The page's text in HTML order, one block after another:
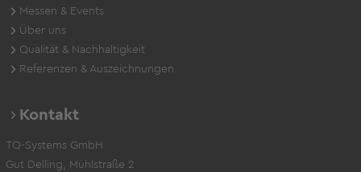
Messen & Events
Über uns
Qualität & Nachhaltigkeit
Referenzen & Auszeichnungen
Kontakt
TQ-Systems GmbH
Gut Delling, Mühlstraße 2